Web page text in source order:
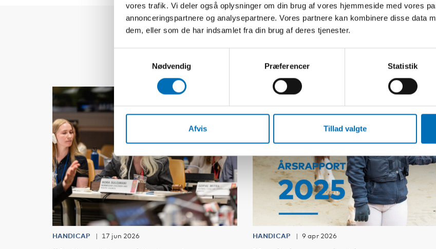
vores trafik. Vi deler også oplysninger om din brug af vores hjemmeside med vores
annonceringspartnere og analysepartnere. Vores partnere kan kombinere disse data
dem, eller som de har indsamlet fra din brug af deres tjenester.
Nødvendig
Præferencer Statistik
Afvis Tillad valgte
Relateret indhold
HANDICAP 17 jun 2026 HANDICAP 9 apr 2026